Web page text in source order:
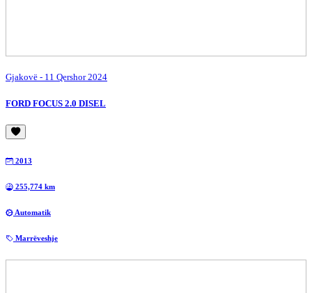
Gjakovë - 11 Qershor 2024
FORD FOCUS 2.0 DISEL
2013
255,774 km
Automatik
Marrëveshje